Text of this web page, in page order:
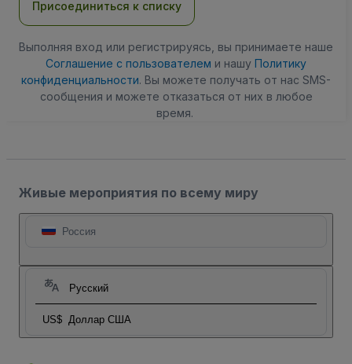
Присоединиться к списку
Выполняя вход или регистрируясь, вы принимаете наше
Соглашение с пользователем и нашу Политику
конфиденциальности. Вы можете получать от нас SMS-
сообщения и можете отказаться от них в любое
время.
Живые мероприятия по всему миру
Россия
Русский
US$ Доллар США